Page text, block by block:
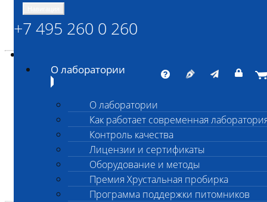
ШАНС БИО
Независимая ветеринарная лаборатория
+7 495 260 0 260
О лаборатории
О лаборатории
Как работает современная
Контроль качества
Лицензии и сертификаты
Оборудование и методы
Премия Хрустальная пробирка
Программа поддержки питомников